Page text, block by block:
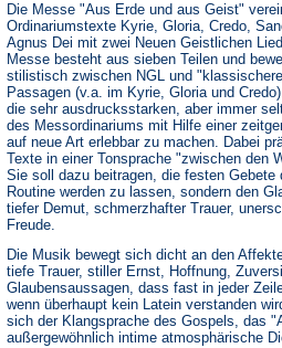
Die Messe "Aus Erde und aus Geist"
Ordinariumstexte Kyrie, Gloria, Credo,
Agnus Dei mit zwei Neuen Geistlichen
Messe besteht aus sieben Teilen und
stilistisch zwischen NGL und
Passagen (v.a. im Kyrie, Gloria und
die sehr ausdrucksstarken, aber immer
des Messordinariums mit Hilfe einer
auf neue Art erlebbar zu machen. Dabei
Texte in einer Tonsprache "zwischen den
Sie soll dazu beitragen, die festen
Routine werden zu lassen, sondern den
tiefer Demut, schmerzhafter Trauer,
Freude.
Die Musik bewegt sich dicht an den
tiefe Trauer, stiller Ernst, Hoffnung,
Glaubensaussagen, dass fast in jeder
wenn überhaupt kein Latein verstanden
sich der Klangsprache des Gospels, das
außergewöhnlich intime atmosphärische